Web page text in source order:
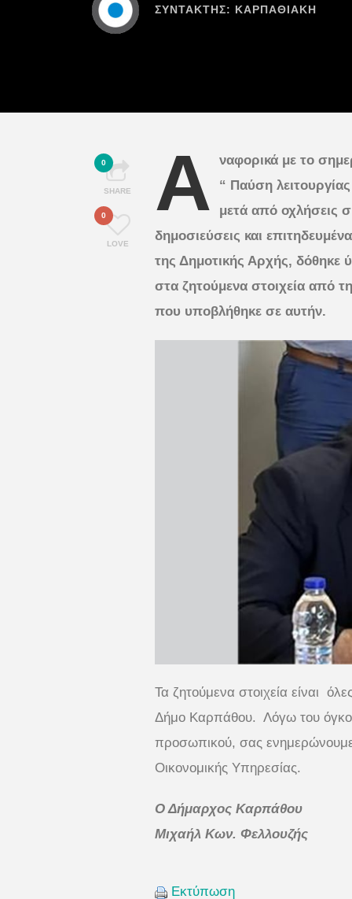
ΣΥΝΤΆΚΤΗΣ: ΚΑΡΠΑΘΙΑΚΗ
0
SHARE
0
LOVE
Α ναφορικά με το
“ Παύση
μετά από οχλήσεις
δημοσιεύσεις και
της Δημοτικής Αρχής, δόθηκε
στα ζητούμενα στοιχεία από
που υποβλήθηκε σε αυτήν.
Τα ζητούμενα στοιχεία είναι
Δήμο Καρπάθου. Λόγω του
προσωπικού, σας ενημερώνουμε
Οικονομικής Υπηρεσίας.
Ο Δήμαρχος Καρπάθου
Μιχαήλ Κων. Φελλουζής
Εκτύπωση